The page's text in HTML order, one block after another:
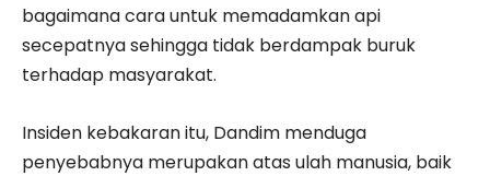
bagaimana cara untuk memadamkan api
secepatnya sehingga tidak berdampak buruk
terhadap masyarakat.
Insiden kebakaran itu, Dandim menduga
penyebabnya merupakan atas ulah manusia, baik